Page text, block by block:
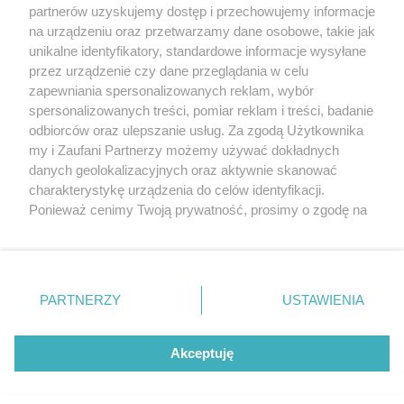
Pokaż więcej
Reklama Tematy Archiwum artykułów
Strona korzysta z plików cookies w celu realizacji usług. Pozostając na niej,
wyrażasz zgodę na ich wykorzystanie. Więcej informacji w polityce
prywatności.
partnerów uzyskujemy dostęp i przechowujemy informacje
na urządzeniu oraz przetwarzamy dane osobowe, takie jak
unikalne identyfikatory, standardowe informacje wysyłane
przez urządzenie czy dane przeglądania w celu
zapewniania spersonalizowanych reklam, wybór
spersonalizowanych treści, pomiar reklam i treści, badanie
odbiorców oraz ulepszanie usług. Za zgodą Użytkownika
my i Zaufani Partnerzy możemy używać dokładnych
danych geolokalizacyjnych oraz aktywnie skanować
charakterystykę urządzenia do celów identyfikacji.
Ponieważ cenimy Twoją prywatność, prosimy o zgodę na
znajdujący się w lewym dolnym rogu strony
. Niektóre
rodzaje przetwarzania danych nie wymagają zgody
użytkownika, ale masz prawo sprzeciwić się takiemu
przetwarzaniu. Preferencje będą miały zastosowania tylko
na tej witrynie.
PARTNERZY USTAWIENIA
Akceptuję